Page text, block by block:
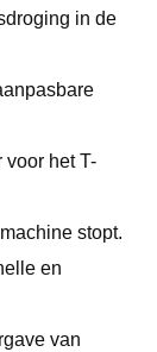
in de
het T-
stopt.
en
van